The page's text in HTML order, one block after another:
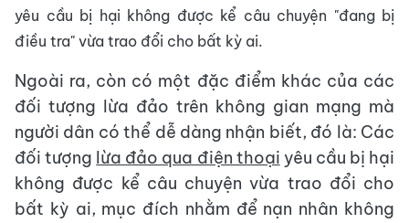
yêu cầu bị hại không được kể câu chuyện "đang bị
điều tra" vừa trao đổi cho bất kỳ ai.
Ngoài ra, còn có một đặc điểm khác của các
đối tượng lừa đảo trên không gian mạng mà
người dân có thể dễ dàng nhận biết, đó là: Các
đối tượng lừa đảo qua điện thoại yêu cầu bị hại
không được kể câu chuyện vừa trao đổi cho
bất kỳ ai, mục đích nhằm để nạn nhân không